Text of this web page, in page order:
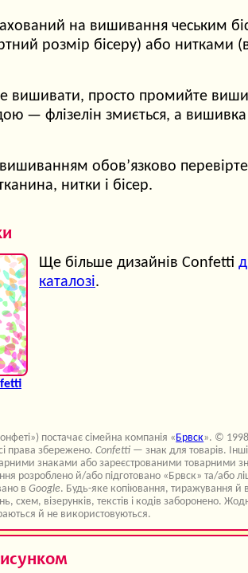
на вишивання чеським
розмір бісеру) або нитками
вишивати, просто промийте
— флізелін змиється, а вишивка
обов’язково
нитки і бісер.
Ще більше дизайнів Confetti
каталозі.
постачає сімейна компанія « Брвск». ©
права збережено.Confetti — знак для товарів. Інші
знаками або зареєстрованими товарними
розроблено й/або підготовано «Брвск» та/або
в Google. Будь-яке копіювання, тиражування й
схем, візерунків, текстів і кодів заборонено.
й не використовуються.